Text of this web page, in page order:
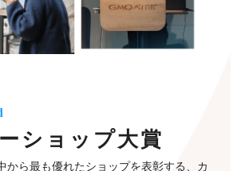
ショップ大賞
から最も優れたショップを表彰する、カ